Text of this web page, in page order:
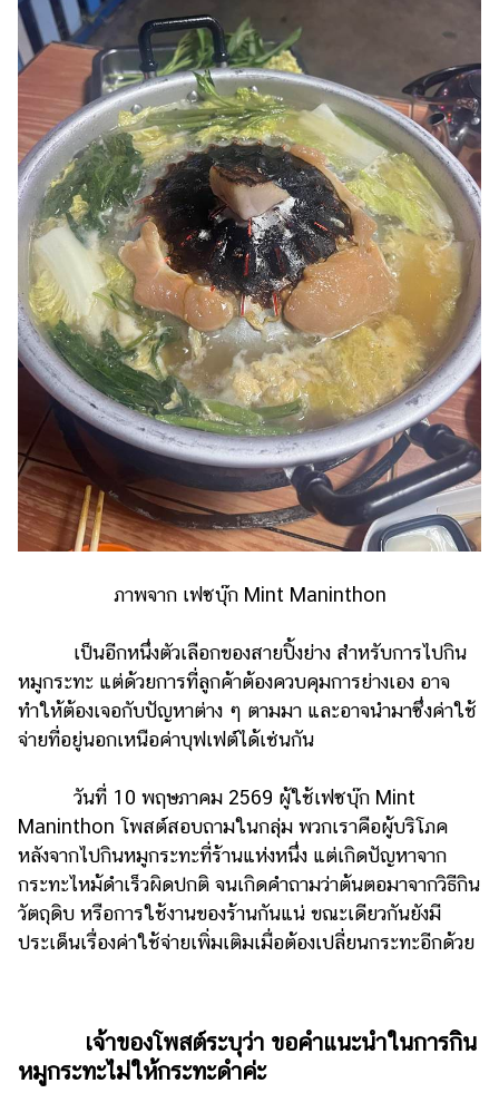
หญิง
สุขภาพ
ท่อง
เที่ยว
สูตร
อาหาร
ง่ายๆ
ช้อป
ปิ้ง
รถยนต์
บ้าน
และ
การ
ตกแต่ง
ราคา
น้ำมัน
ไร
ตี้
แต่งงาน
แม่
ภาพจาก เฟซบุ๊ก Mint Maninthon
เป็นอีกหนึ่งตัวเลือกของสายปิ้งย่าง สำหรับการไปกิน
หมูกระทะ แต่ด้วยการที่ลูกค้าต้องควบคุมการย่างเอง อาจ
ทำให้ต้องเจอกับปัญหาต่าง ๆ ตามมา และอาจนำมาซึ่งค่าใช้
จ่ายที่อยู่นอกเหนือค่าบุฟเฟต์ได้เช่นกัน
วันที่ 10 พฤษภาคม 2569 ผู้ใช้เฟซบุ๊ก Mint
Maninthon โพสต์สอบถามในกลุ่ม พวกเราคือผู้บริโภค
หลังจากไปกินหมูกระทะที่ร้านแห่งหนึ่ง แต่เกิดปัญหาจาก
กระทะไหม้ดำเร็วผิดปกติ จนเกิดคำถามว่าต้นตอมาจากวิธีกิน
วัตถุดิบ หรือการใช้งานของร้านกันแน่ ขณะเดียวกันยังมี
ประเด็นเรื่องค่าใช้จ่ายเพิ่มเติมเมื่อต้องเปลี่ยนกระทะอีกด้วย
เจ้าของโพสต์ระบุว่า ขอคำแนะนำในการกิน
หมูกระทะไม่ให้กระทะดำค่ะ